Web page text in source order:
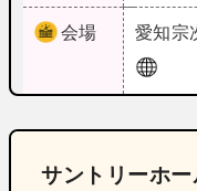
会場 愛知宗
サントリーホ